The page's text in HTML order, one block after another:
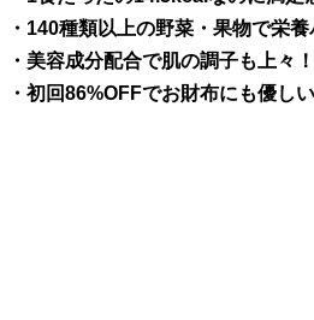
・140種類以上の野菜・果物で栄
・美容成分配合で肌の調子も上々！
・初回86%OFFでお財布にも優しい